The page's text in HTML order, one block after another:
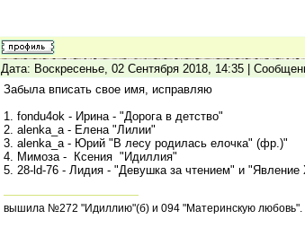
Дата: Воскресенье, 02 Сентября 2018, 14:35 |
Забыла вписать свое имя, исправляю
1. fondu4ok - Ирина - "Дорога в детство"
2. alenka_a - Елена "Лилии"
3. alenka_a - Юрий "В лесу родилась елочка" (фр.)"
4. Мимоза - Ксения "Идиллия"
5. 28-ld-76 - Лидия - "Девушка за чтением" и "Явление
вышила №272 "Идиллию"(б) и 094 "Материнскую любовь".